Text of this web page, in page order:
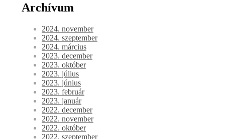
Archívum
2024. november
2024. szeptember
2024. március
2023. december
2023. október
2023. július
2023. június
2023. február
2023. január
2022. december
2022. november
2022. október
2022. szeptember